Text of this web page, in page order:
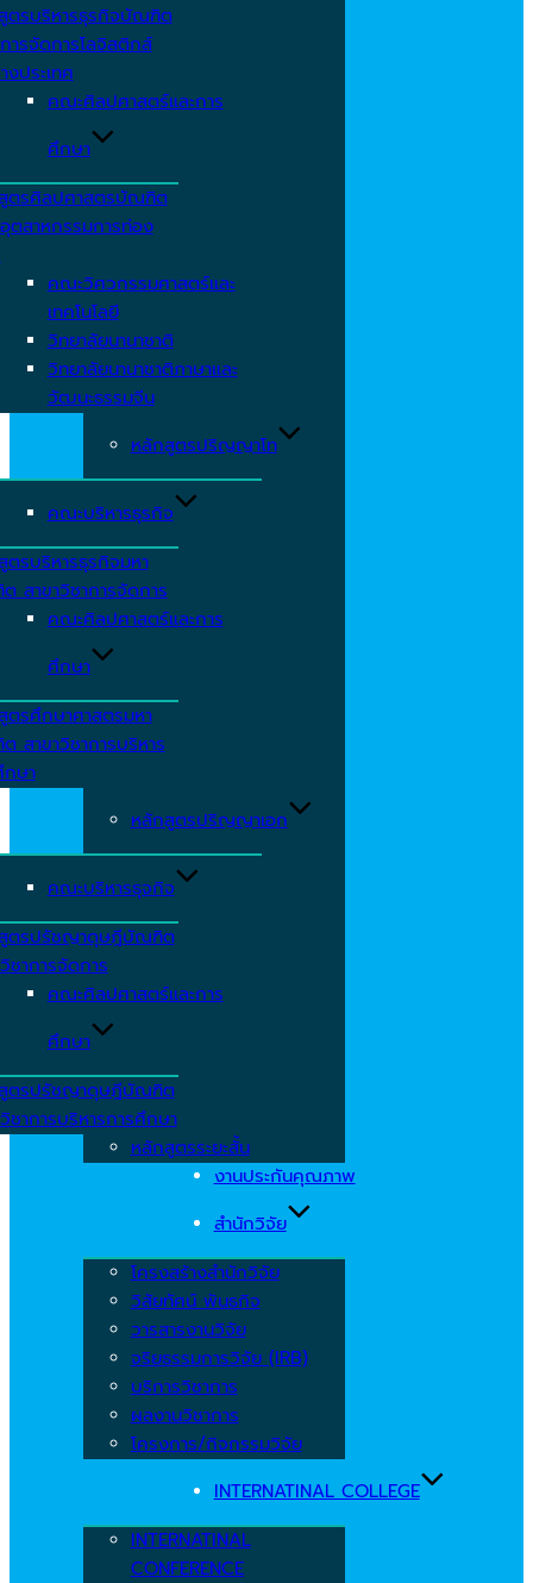
ตรบริหารธุรกิจบัณฑิต
ารจัดการโลจิสติกส์
งประเทศ
คณะศิลปศาสตร์และการ
ศึกษา
ตรศิลปศาสตรบัณฑิต
ตสาหกรรมการท่อง
คณะวิศวกรรมศาสตร์และ
เทคโนโลยี
วิทยาลัยนานาชาติ
วิทยาลัยนานาชาติภาษาและ
วัฒนะธรรมจีน
หลักสูตรปริญญาโท
คณะบริหารธุรกิจ
รบริหารธุรกิจมหา
สาขาวิชาการจัดการ
คณะศิลปศาสตร์และการ
ศึกษา
ตรศึกษาศาสตรมหา
สาขาวิชาการบริหาร
ษา
หลักสูตรปริญญาเอก
คณะบริหารธุจกิจ
ตรปรัชญาดุษฎีบัณฑิต
ชาการจัดการ
คณะศิลปศาสตร์และการ
ศึกษา
ตรปรัชญาดุษฎีบัณฑิต
ชาการบริหารการศึกษา
หลักสูตรระยะสั้น
งานประกันคุณภาพ
สำนักวิจัย
โครงสร้างสำนักวิจัย
วิสัยทัศน์ พันธกิจ
วารสารงานวิจัย
จริยธรรมการวิจัย (IRB)
บริการวิชาการ
ผลงานวิชาการ
โครงการ/กิจกรรมวิจัย
INTERNATINAL COLLEGE
INTERNATINAL
CONFERENCE